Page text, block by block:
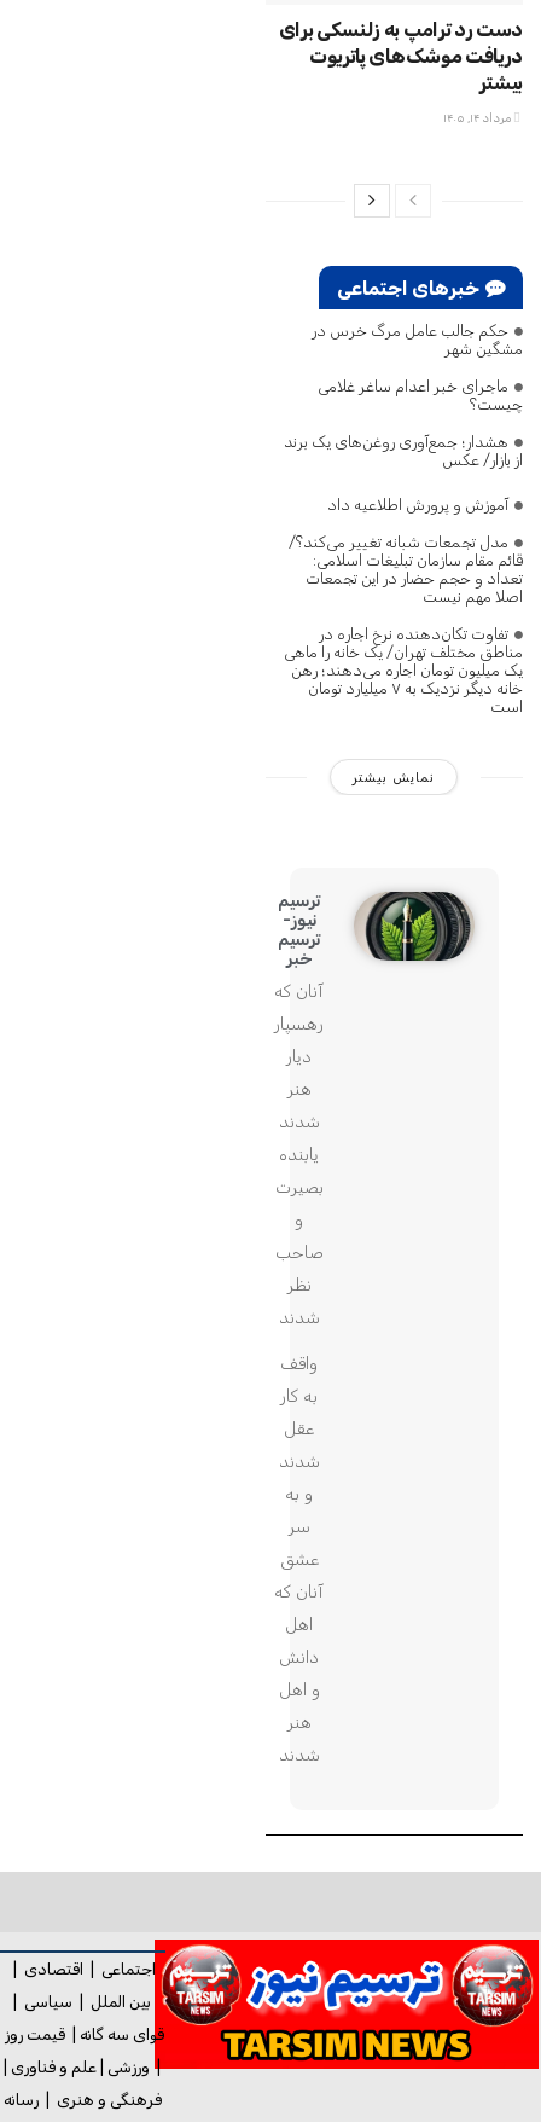
دست رد ترامپ به زلنسکی برای
دریافت موشک‌های پاتریوت
بیشتر
مرداد ۱۴, ۱۴۰۵
خبرهای اجتماعی
حکم جالب عامل مرگ خرس در
مشگین‌ شهر
ماجرای خبر اعدام ساغر غلامی
چیست؟
هشدار؛ جمع‌آوری روغن‌های یک برند
از بازار/ عکس
آموزش و پرورش اطلاعیه داد
مدل تجمعات شبانه تغییر می‌کند؟/
قائم مقام سازمان تبلیغات اسلامی:
تعداد و حجم حضار در این تجمعات
اصلا مهم نیست
تفاوت تکان‌دهنده نرخ اجاره در
مناطق مختلف تهران/ یک خانه را ماهی
یک میلیون تومان اجاره می‌دهند؛ رهن
خانه دیگر نزدیک به ۷ میلیارد تومان
است
نمایش بیشتر
ترسیم
نیوز-
ترسیم
خبر
آنان که
رهسپار
دیار
هنر
شدند
یابنده
بصیرت
و
صاحب
نظر
شدند
واقف
به کار
عقل
شدند
و به
سر
عشق
آنان که
اهل
دانش
و اهل
هنر
شدند
اجتماعی اقتصادی
بین الملل
سیاسی
قوای سه گانه |قیمت روز
| ورزشی علم و فناوری
فرهنگی و هنری
|رسانه